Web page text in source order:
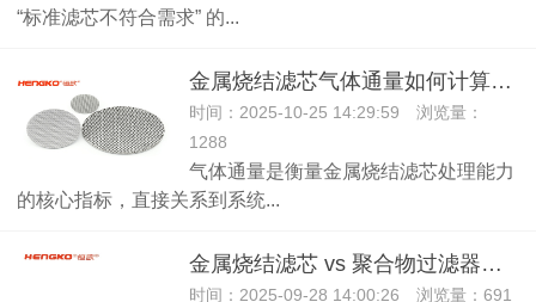
“标准滤芯不符合需求” 的...
金属烧结滤芯气体通量如何计算（气体通量怎么算）
时间：2025-10-25 14:29:59 浏览量：
1288
气体通量是衡量金属烧结滤芯处理能力
的核心指标，直接关系到系统...
金属烧结滤芯 vs 聚合物过滤器：半导体行业的最佳选择是谁?
时间：2025-09-28 14:00:26 浏览量：691